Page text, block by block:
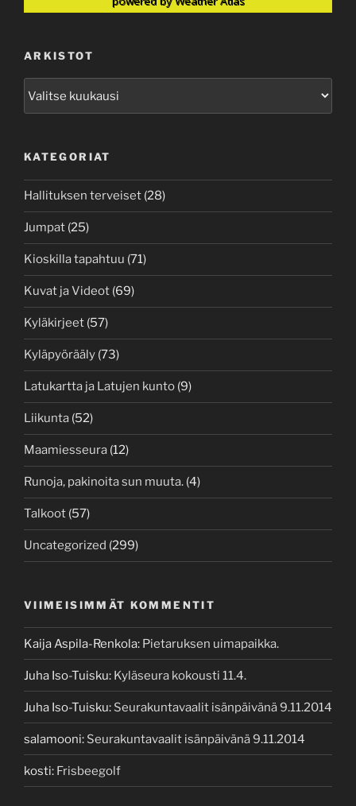
ARKISTOT
KATEGORIAT
Hallituksen terveiset (28)
Jumpat (25)
Kioskilla tapahtuu (71)
Kuvat ja Videot (69)
Kyläkirjeet (57)
Kyläpyörääly (73)
Latukartta ja Latujen kunto (9)
Liikunta (52)
Maamiesseura (12)
Runoja, pakinoita sun muuta. (4)
Talkoot (57)
Uncategorized (299)
VIIMEISIMMÄT KOMMENTIT
Kaija Aspila-Renkola: Pietaruksen uimapaikka.
Juha Iso-Tuisku: Kyläseura kokousti 11.4.
Juha Iso-Tuisku: Seurakuntavaalit isänpäivänä 9.11.2014
salamooni: Seurakuntavaalit isänpäivänä 9.11.2014
kosti: Frisbeegolf